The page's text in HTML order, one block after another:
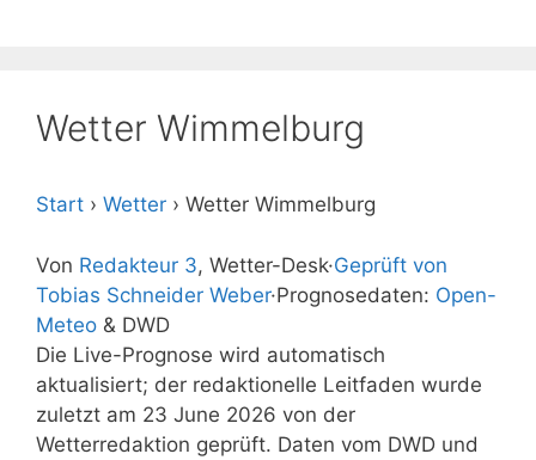
Wetter Wimmelburg
Start › Wetter › Wetter Wimmelburg
Von Redakteur 3, Wetter-Desk·Geprüft von
Tobias Schneider Weber·Prognosedaten: Open-
Meteo & DWD
Die Live-Prognose wird automatisch
aktualisiert; der redaktionelle Leitfaden wurde
zuletzt am 23 June 2026 von der
Wetterredaktion geprüft. Daten vom DWD und